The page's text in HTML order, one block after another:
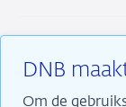
DNB
Om de